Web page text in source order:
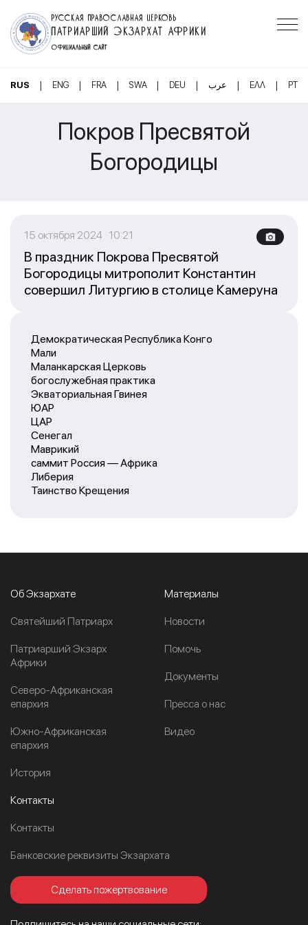
РУССКАЯ ПРАВОСЛАВНАЯ ЦЕРКОВЬ
ПАТРИАРШИЙ ЭКЗАРХАТ АФРИКИ
ОФИЦИАЛЬНЫЙ САЙТ
RUS | ENG | FRA | SWA | DEU | عرب | ΕΛΛ | PT
Покров Пресвятой
Богородицы
Демократическая Республика Конго
Мали
Маланкарская Церковь
богослужебная практика
Экваториальная Гвинея
ЮАР
ЦАР
Сенегал
Маврикий
саммит Россия — Африка
Либерия
Таинство Крещения
15 октября 2024 10:21
В праздник Покрова Пресвятой
Богородицы митрополит Константин
совершил Литургию в столице Камеруна
Об Экзархате
Cвятейший Патриарх
Патриарший Экзарх
Африки
Северо-Африканская
епархия
Южно-Африканская
епархия
История
Материалы
Новости
Помочь
Документы
Пресса о нас
Видео
Контакты
Контакты
Банковские реквизиты Экзархата
Сделать пожертвование